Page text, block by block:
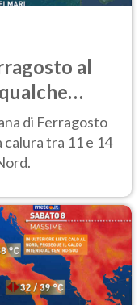
al
di Ferragosto
tra 11 e 14